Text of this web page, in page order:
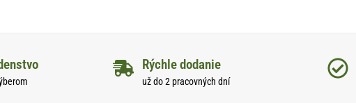
Rýchle dodanie
už do 2 pracovných dní